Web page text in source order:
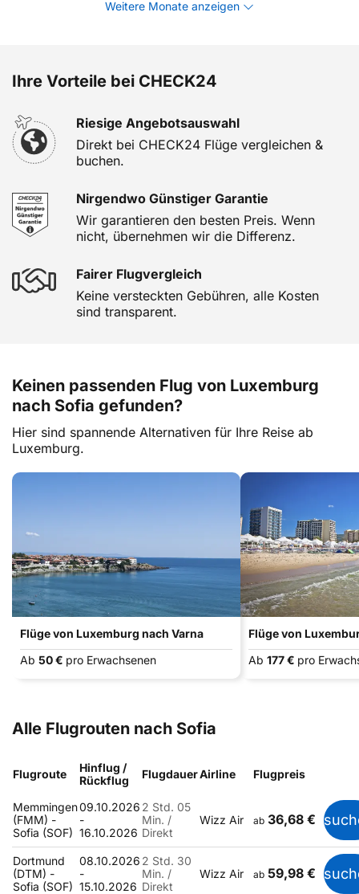
Weitere Monate anzeigen
Ihre Vorteile bei CHECK24
Riesige Angebotsauswahl
Direkt bei CHECK24 Flüge vergleichen &
buchen.
Nirgendwo Günstiger Garantie
Wir garantieren den besten Preis. Wenn
nicht, übernehmen wir die Differenz.
Fairer Flugvergleich
Keine versteckten Gebühren, alle Kosten
sind transparent.
Keinen passenden Flug von Luxemburg
nach Sofia gefunden?
Hier sind spannende Alternativen für Ihre Reise ab
Luxemburg.
Flüge von Luxemburg nach Varna
Ab 50 € pro Erwachsenen
Flüge von
Ab 177 € pro
Alle Flugrouten nach Sofia
Flugroute
Hinflug /
Rückflug
FlugdauerAirline Flugpreis
Memmingen
(FMM) -
Sofia (SOF)
09.10.2026
-
16.10.2026
2 Std. 05
Min. /
Direkt
Wizz Air ab 36,68 €
Dortmund
(DTM) -
Sofia (SOF)
08.10.2026
-
15.10.2026
2 Std. 30
Min. /
Direkt
Wizz Air ab 59,98 €